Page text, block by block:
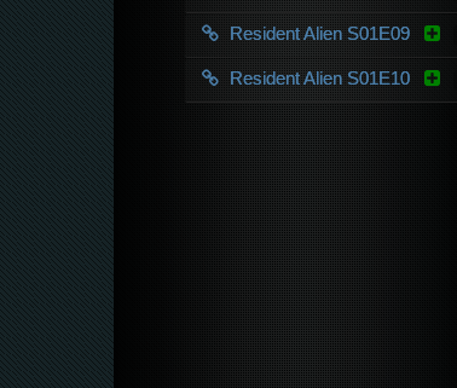
Resident Alien S01E09
Resident Alien S01E10